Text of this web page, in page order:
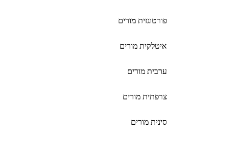
פורטוגזית מורים
איטלקית מורים
ערבית מורים
צרפתית מורים
סינית מורים